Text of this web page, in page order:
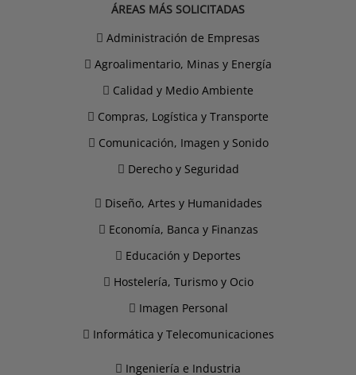
ÁREAS MÁS SOLICITADAS
Administración de Empresas
Agroalimentario, Minas y Energía
Calidad y Medio Ambiente
Compras, Logística y Transporte
Comunicación, Imagen y Sonido
Derecho y Seguridad
Diseño, Artes y Humanidades
Economía, Banca y Finanzas
Educación y Deportes
Hostelería, Turismo y Ocio
Imagen Personal
Informática y Telecomunicaciones
Ingeniería e Industria